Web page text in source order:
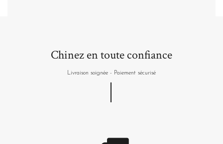
Chinez en toute confiance
Livraison soignée - Paiement sécurisé